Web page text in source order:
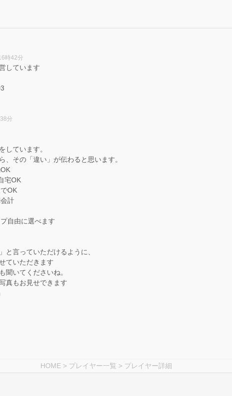
時42分
しています
分
しています。
、その「違い」が伝わると思います。
宅OK
OK
計
自由に選べます
と言っていただけるように、
ていただきます
聞いてくださいね。
真もお見せできます
HOME > プレイヤー一覧 > プレイヤー詳細